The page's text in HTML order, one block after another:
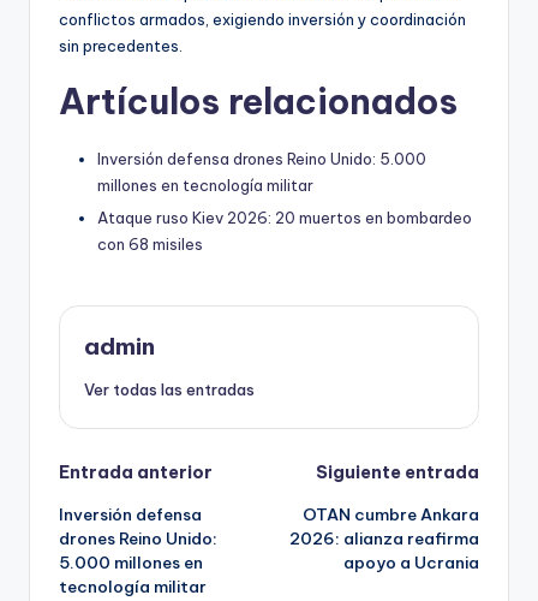
conflictos armados, exigiendo inversión y coordinación
sin precedentes.
Artículos relacionados
Inversión defensa drones Reino Unido: 5.000
millones en tecnología militar
Ataque ruso Kiev 2026: 20 muertos en bombardeo
con 68 misiles
admin
Ver todas las entradas
Navegación
de
entradas
Entrada anterior
Inversión defensa
drones Reino Unido:
5.000 millones en
tecnología militar
Siguiente entrada
OTAN cumbre Ankara
2026: alianza reafirma
apoyo a Ucrania